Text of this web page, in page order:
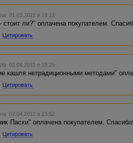
31.03.2011 в 18:12
стоит ли?" оплачена покупателем.
Цитировать
02.04.2011 в 18:25
кашля нетрадиционными методами"
Цитировать
02.04.2011 в 23:52
Пасхи" оплачена покупателем.
Цитировать